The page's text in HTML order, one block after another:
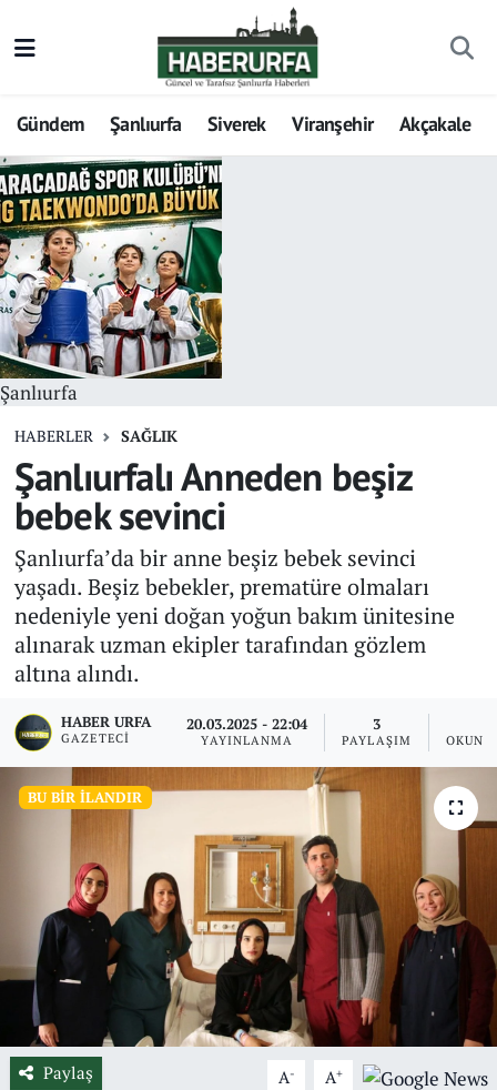
Gündem Şanlıurfa Siverek Viranşehir Akçakale
Şanlıurfa
HABERLER SAĞLIK
Şanlıurfalı Anneden beşiz
bebek sevinci
Şanlıurfa’da bir anne beşiz bebek sevinci
yaşadı. Beşiz bebekler, prematüre olmaları
nedeniyle yeni doğan yoğun bakım ünitesine
alınarak uzman ekipler tarafından gözlem
altına alındı.
HABER URFA
GAZETECI
20.03.2025 - 22:04
YAYINLANMA
3
PAYLAŞIM
BU BIR İLANDIR
Paylaş A- A+